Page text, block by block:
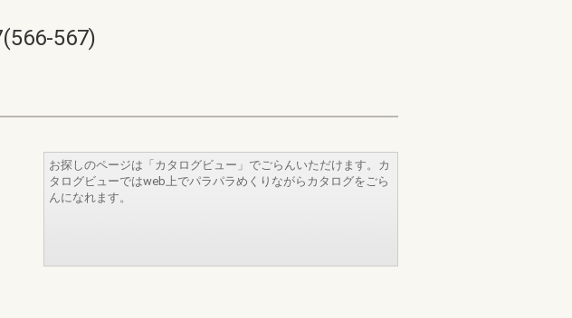
567)
お探しのページは「カタログビュー」でごらんいただけます。カ
タログビューではweb上でパラパラめくりながらカタログをごら
んになれます。